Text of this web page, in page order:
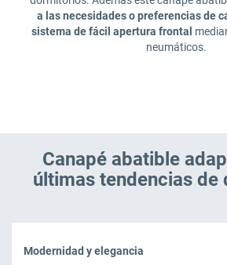
a las necesidades o preferencias de
sistema de fácil apertura frontal
neumáticos.
Canapé abatible
últimas tendencias de
Modernidad y elegancia